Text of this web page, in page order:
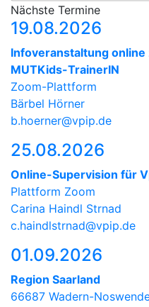
Nächste Termine
19.08.2026
Infoveranstaltung
MUTKids-TrainerIN
Zoom-Plattform
Bärbel Hörner
b.hoerner@vpip.de
25.08.2026
Online-Supervision für
Plattform Zoom
Carina Haindl Strnad
c.haindlstrnad@vpip.de
01.09.2026
Region Saarland
66687 Wadern-